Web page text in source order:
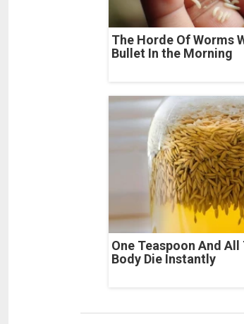
The Horde Of Worms
Bullet In the Morning
One Teaspoon And
Body Die Instantly